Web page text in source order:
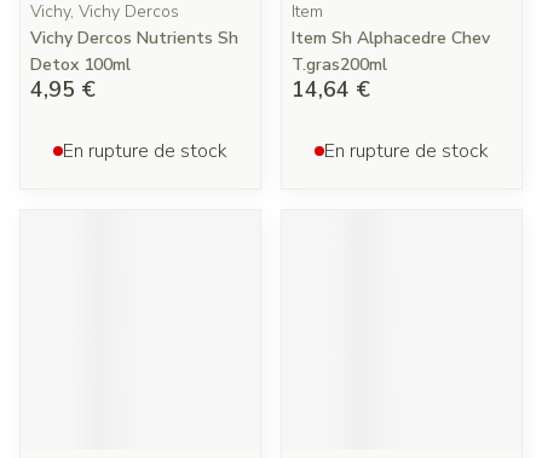
Vichy, Vichy Dercos
Vichy Dercos Nutrients Sh
Detox 100ml
4,95 €
En rupture de stock
Item
Item Sh Alphacedre Chev
T.gras200ml
14,64 €
En rupture de stock